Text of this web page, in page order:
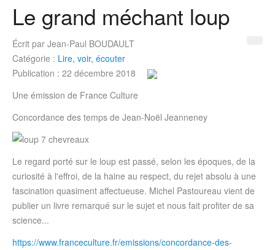
Le grand méchant loup
Écrit par Jean-Paul BOUDAULT
Catégorie : Lire, voir, écouter
Publication : 22 décembre 2018
Une émission de France Culture
Concordance des temps de Jean-Noël Jeanneney
Le regard porté sur le loup est passé, selon les époques, de la
curiosité à l'effroi, de la haine au respect, du rejet absolu à une
fascination quasiment affectueuse. Michel Pastoureau vient de
publier un livre remarqué sur le sujet et nous fait profiter de sa
science...
https://www.franceculture.fr/emissions/concordance-des-